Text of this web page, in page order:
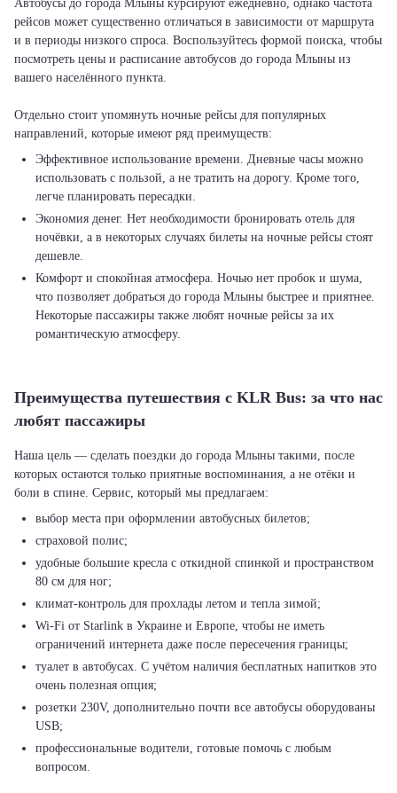
Автобусы до города Млыны курсируют ежедневно, однако частота
рейсов может существенно отличаться в зависимости от маршрута
и в периоды низкого спроса. Воспользуйтесь формой поиска, чтобы
посмотреть цены и расписание автобусов до города Млыны из
вашего населённого пункта.
Отдельно стоит упомянуть ночные рейсы для популярных
Эффективное использование времени. Дневные часы можно
использовать с пользой, а не тратить на дорогу. Кроме того,
легче планировать пересадки.
Экономия денег. Нет необходимости бронировать отель для
ночёвки, а в некоторых случаях билеты на ночные рейсы стоят
дешевле.
Комфорт и спокойная атмосфера. Ночью нет пробок и шума,
что позволяет добраться до города Млыны быстрее и приятнее.
Некоторые пассажиры также любят ночные рейсы за их
романтическую атмосферу.
Преимущества путешествия с KLR Bus: за что нас
любят пассажиры
Наша цель — сделать поездки до города Млыны такими, после
которых остаются только приятные воспоминания, а не отёки и
выбор места при оформлении автобусных билетов;
страховой полис;
удобные большие кресла с откидной спинкой и пространством
80 см для ног;
климат-контроль для прохлады летом и тепла зимой;
Wi-Fi от Starlink в Украине и Европе, чтобы не иметь
ограничений интернета даже после пересечения границы;
туалет в автобусах. С учётом наличия бесплатных напитков это
очень полезная опция;
розетки 230V, дополнительно почти все автобусы оборудованы
USB;
профессиональные водители, готовые помочь с любым
вопросом.